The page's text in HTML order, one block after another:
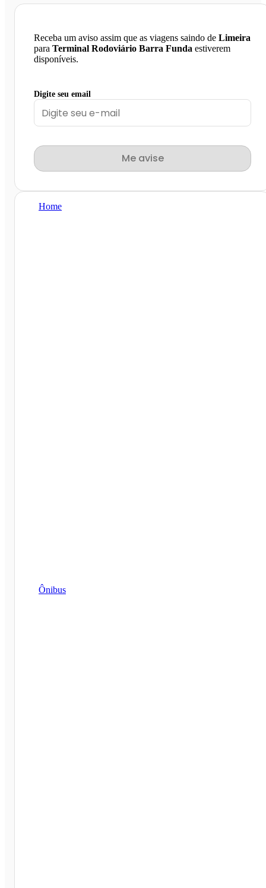
Receba um aviso assim que as viagens saindo de Limeira
para Terminal Rodoviário Barra Funda estiverem
disponíveis.
Digite seu email
Me avise
Home
Ônibus